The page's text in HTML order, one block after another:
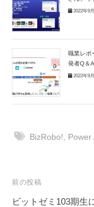
2022年9
職業レポ
発者Q＆
2022年9
BizRobo! Power
投
稿
前の投稿
ビットゼミ103期生